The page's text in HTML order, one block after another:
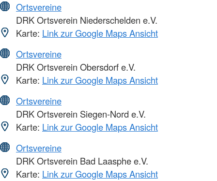
Ortsvereine
DRK Ortsverein Niederschelden e.V.
Karte: Link zur Google Maps Ansicht
Ortsvereine
DRK Ortsverein Obersdorf e.V.
Karte: Link zur Google Maps Ansicht
Ortsvereine
DRK Ortsverein Siegen-Nord e.V.
Karte: Link zur Google Maps Ansicht
Ortsvereine
DRK Ortsverein Bad Laasphe e.V.
Karte: Link zur Google Maps Ansicht